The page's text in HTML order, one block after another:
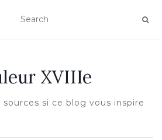
LA NAVIGATION
XVIIIe
si ce blog vous inspire